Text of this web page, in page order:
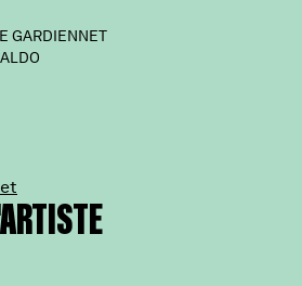
GARDIENNET